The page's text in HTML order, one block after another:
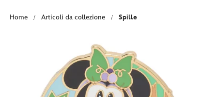
Home Articoli da collezione Spille